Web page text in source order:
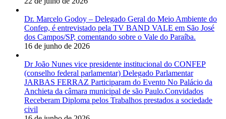
Dr. Marcelo Godoy – Delegado Geral do Meio Ambiente do
Confep, é entrevistado pela TV BAND VALE em São José
dos Campos/SP, comentando sobre o Vale do Paraíba.
16 de junho de 2026
Dr João Nunes vice presidente institucional do CONFEP
(conselho federal parlamentar) Delegado Parlamentar
JARBAS FERRAZ Participaram do Evento No Palácio da
Anchieta da câmara municipal de são Paulo.Convidados
Receberam Diploma pelos Trabalhos prestados a sociedade
civil